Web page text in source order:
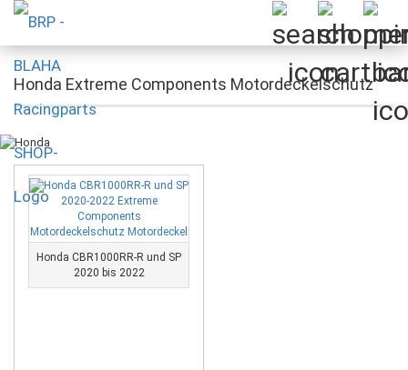
Honda Extreme Components Motordeckelschutz
Honda CBR1000RR-R und SP
2020 bis 2022